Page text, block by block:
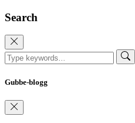
Search
Gubbe-blogg